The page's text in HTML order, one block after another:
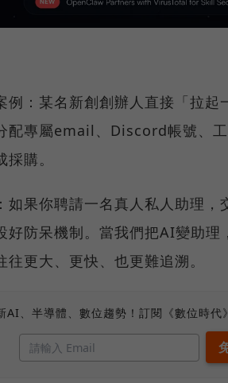
例：某名新創創辦人直接「拉起
配專屬email、Discord帳號、
購。
如果你聘請一名真人私人助理，
好防呆機制。當我們把AI變助理
更大、更快、也更難追溯。
AI、半導體、數位趨勢！訂閱《數位時代